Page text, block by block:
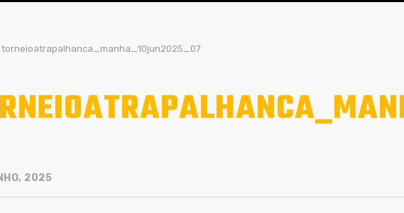
torneioatrapalhanca_manha_10jun2025_07
2025